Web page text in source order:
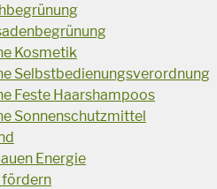
Kosmetik
Selbstbedienungsverordnung
Feste Haarshampoos
Sonnenschutzmittel
Energie
fördern